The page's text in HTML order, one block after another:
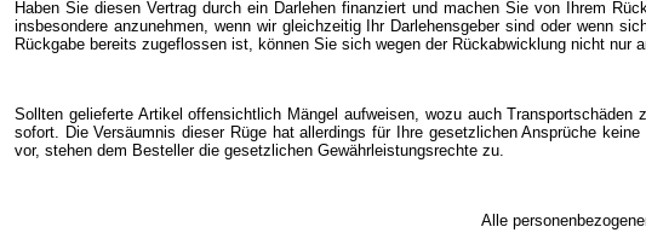
Haben Sie diesen Vertrag durch ein Darlehen finanziert und machen Sie von Ihrem
insbesondere anzunehmen, wenn wir gleichzeitig Ihr Darlehensgeber sind oder wenn
Rückgabe bereits zugeflossen ist, können Sie sich wegen der Rückabwicklung nicht nur
Sollten gelieferte Artikel offensichtlich Mängel aufweisen, wozu auch
sofort. Die Versäumnis dieser Rüge hat allerdings für Ihre gesetzlichen Ansprüche
vor, stehen dem Besteller die gesetzlichen Gewährleistungsrechte zu.
Alle